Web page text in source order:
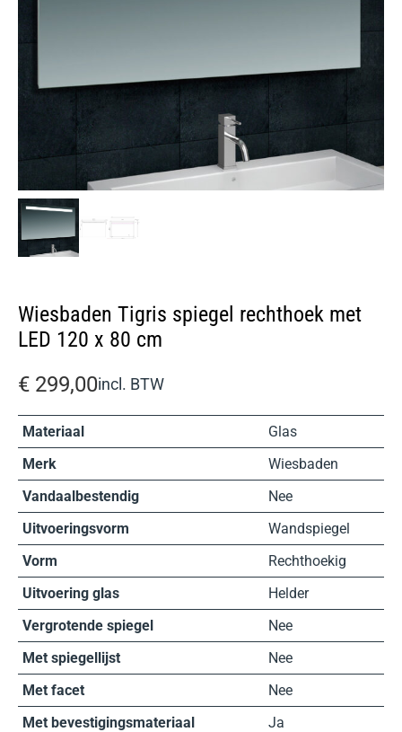
Wiesbaden Tigris spiegel rechthoek met
LED 120 x 80 cm
€ 299,00incl. BTW
Materiaal
Glas
Merk
Wiesbaden
Vandaalbestendig
Nee
Uitvoeringsvorm
Wandspiegel
Vorm
Rechthoekig
Uitvoering glas
Helder
Vergrotende spiegel
Nee
Met spiegellijst
Nee
Met facet
Nee
Met bevestigingsmateriaal
Ja